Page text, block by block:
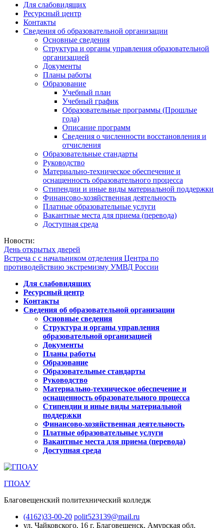
Для слабовидящих
Ресурсный центр
Контакты
Сведения об образовательной организации
Основные сведения
Структура и органы управления образовательной
организацией
Документы
Планы работы
Образование
Учебный план
Учебный график
Образовательные программы (Прошлые
года)
Описание программ
Сведения о численности восстановления и
отчисления
Образовательные стандарты
Руководство
Материально-техническое обеспечение и
оснащенность образовательного процесса
Стипендии и иные виды материальной поддержки
Финансово-хозяйственная деятельность
Платные образовательные услуги
Вакантные места для приема (перевода)
Доступная среда
Новости:
День открытых дверей
Встреча с с начальником отделения Центра по
противодействию экстремизму УМВД России
Для слабовидящих
Ресурсный центр
Контакты
Сведения об образовательной организации
Основные сведения
Структура и органы управления
образовательной организацией
Документы
Планы работы
Образование
Образовательные стандарты
Руководство
Материально-техническое обеспечение и
оснащенность образовательного процесса
Стипендии и иные виды материальной
поддержки
Финансово-хозяйственная деятельность
Платные образовательные услуги
Вакантные места для приема (перевода)
Доступная среда
ГПОАУ
Благовещенский политехнический колледж
(4162)33-00-20 polit523139@mail.ru
ул. Чайковского, 16 г. Благовещенск, Амурская обл.